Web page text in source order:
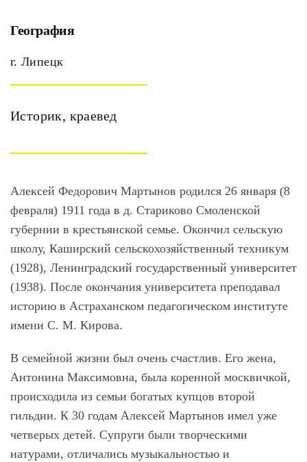
Историк, краевед
Алексей Федорович Мартынов родился 26 января (8
февраля) 1911 года в д. Стариково Смоленской
губернии в крестьянской семье. Окончил сельскую
школу, Каширский сельскохозяйственный техникум
(1928), Ленинградский государственный университет
(1938). После окончания университета преподавал
историю в Астраханском педагогическом институте
имени С. М. Кирова.
В семейной жизни был очень счастлив. Его жена,
Антонина Максимовна, была коренной москвичкой,
происходила из семьи богатых купцов второй
гильдии. К 30 годам Алексей Мартынов имел уже
четверых детей. Супруги были творческими
натурами, отличались музыкальностью и
География
г. Липецк